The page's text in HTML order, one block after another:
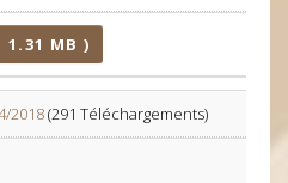
1.31 MB )
2018(291 Téléchargements)